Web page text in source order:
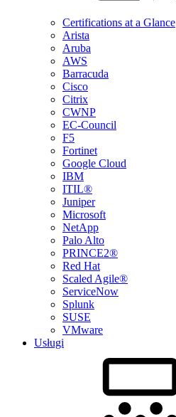
Certifications at a Glance
Arista
Aruba
AWS
Barracuda
Cisco
Citrix
CWNP
EC-Council
F5
Fortinet
Google Cloud
IBM
ITIL®
Juniper
Microsoft
NetApp
Palo Alto
PRINCE2®
Red Hat
Scaled Agile®
ServiceNow
Splunk
SUSE
VMware
Usługi